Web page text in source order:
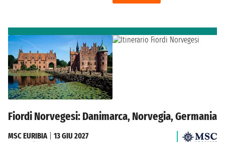
Fiordi Norvegesi: Danimarca, Norvegia, Germania
MSC EURIBIA| 13 GIU 2027